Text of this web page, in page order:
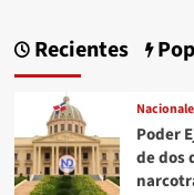
Recientes
Poder
de dos